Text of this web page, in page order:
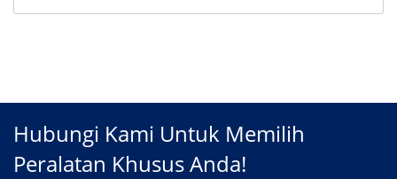
Hubungi Kami Untuk Memilih
Peralatan Khusus Anda!